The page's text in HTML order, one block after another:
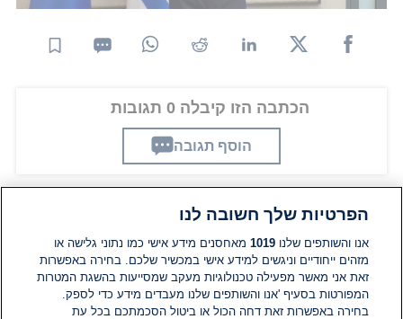
הכתבה הזו קיבלה 0 תגובות
הוסף תגובה
תגובות
אין עדיין תגובות. היה הראשון להגיב
הפרטיות שלך חשובה לנו
אנו והשותפים שלנו1019 מאחסנים מידע אישי כמו נתוני גלישה או
מזהים ייחודיים וניגשים למידע אישי במכשיר שלכם. בחירה באפשרות
זאת אני מאשר מפעילה טכנולוגיות מעקב שמסייעות בהשגת המטרות
המפורטות בסעיף 'אנו והשותפים שלנו מעבדים מידע כדי לספק.
בחירה באפשרות זאת דחה הכול או ביטול הסכמתכם בכל עת